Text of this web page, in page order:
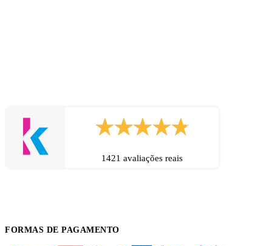
1421 avaliações reais
FORMAS DE PAGAMENTO